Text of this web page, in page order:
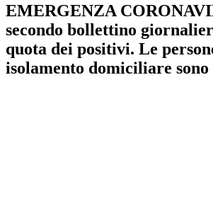
EMERGENZA
secondo bollettino
quota dei positivi. Le
isolamento domiciliare sono